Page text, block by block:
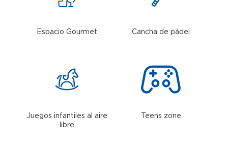
Espacio Gourmet Cancha de pádel
Juegos infantiles al aire
libre
Teens zone